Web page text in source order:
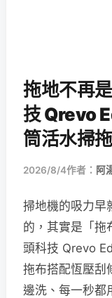
拖地不再
技 Qrevo
筒活水掃
2026/8/4作者： 阿
掃地機的吸力早
的，其實是「拖
頭科技 Qrevo
拖布搭配恆壓刮
邊洗、每一秒都